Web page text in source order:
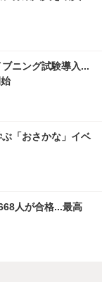
ブニング試験導入...
ぶ「おさかな」イベ
人が合格...最高